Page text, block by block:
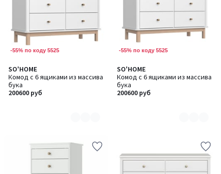
-55% по коду 5525
SO'HOME
Комод с 6 ящиками из массива
бука
200600 руб
Количество
цветов:
2
-55% по коду 5525
SO'HOME
Комод с 6 ящиками из массива
бука
200600 руб
Количество
цветов:
2